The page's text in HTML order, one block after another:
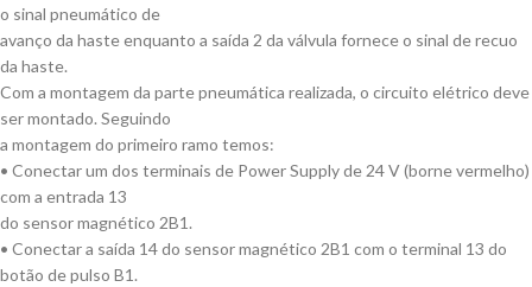
o sinal pneumático de
avanço da haste enquanto a saída 2 da válvula fornece o sinal de recuo
da haste.
Com a montagem da parte pneumática realizada, o circuito elétrico deve
ser montado. Seguindo
a montagem do primeiro ramo temos:
• Conectar um dos terminais de Power Supply de 24 V (borne vermelho)
com a entrada 13
do sensor magnético 2B1.
• Conectar a saída 14 do sensor magnético 2B1 com o terminal 13 do
botão de pulso B1.